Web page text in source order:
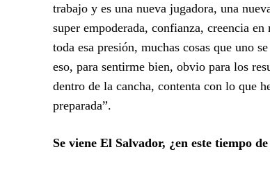
trabajo y es una nueva jugadora, una
super empoderada, confianza, creencia
toda esa presión, muchas cosas que uno
eso, para sentirme bien, obvio para los
dentro de la cancha, contenta con lo que
preparada”.
Se viene El Salvador, ¿en este tiempo